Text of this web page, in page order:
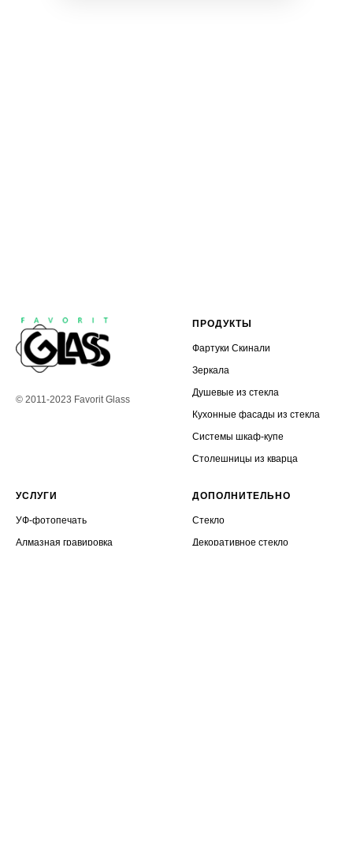
© 2011-2023 Favorit Glass
ПРОДУКТЫ
Фартуки Скинали
Зеркала
Душевые из стекла
Кухонные фасады из стекла
Системы шкаф-купе
Столешницы из кварца
УСЛУГИ
УФ-фотопечать
Алмазная гравировка
ДОПОЛНИТЕЛЬНО
Стекло
Декоративное стекло